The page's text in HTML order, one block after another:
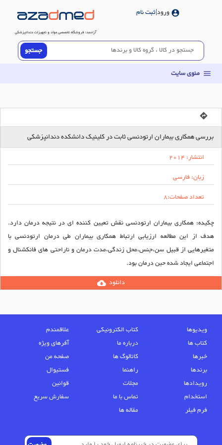
آزادمد؛ فروشگاه تخصصی مواد و تجهیزات دندانپزشکی
account_circle ورود|ثبت نام
menu منوی سایت
directions
بررسی همکاری بیماران ارتودنسی ثابت در کلینیک دانشکده دندانپزشکی
انتشار: 2014
زبان: فارسی
تعداد صفحات:8
چکیده:همکاری بیماران ارتودنسی نقش تعیین کننده ای در نتیجه درمان دارد.
هدف از این مطالعه ارزیابی ارتباط همکاری بیماران طی درمان ارتودنسی با
متغیرهایی از قبیل سن،جنس،محل زندگی،مدت درمان و ناراحتی های فانکشنال و
اجتماعی ایجاد شده حین درمان بود.
دانلود cloud_download
ویدیوها کتاب الکترونیکی
علاقمندم
کتاب ها
درباره ما
آفرهای ویژه
خبرها
کاتالوگ ها
صفحه من
برندها
راهنما
فستیوال
رویدادها
مجلات
قوانین
استخدام
تماس با ما
سفارش سریع
فرم فیلر
مقاله ها